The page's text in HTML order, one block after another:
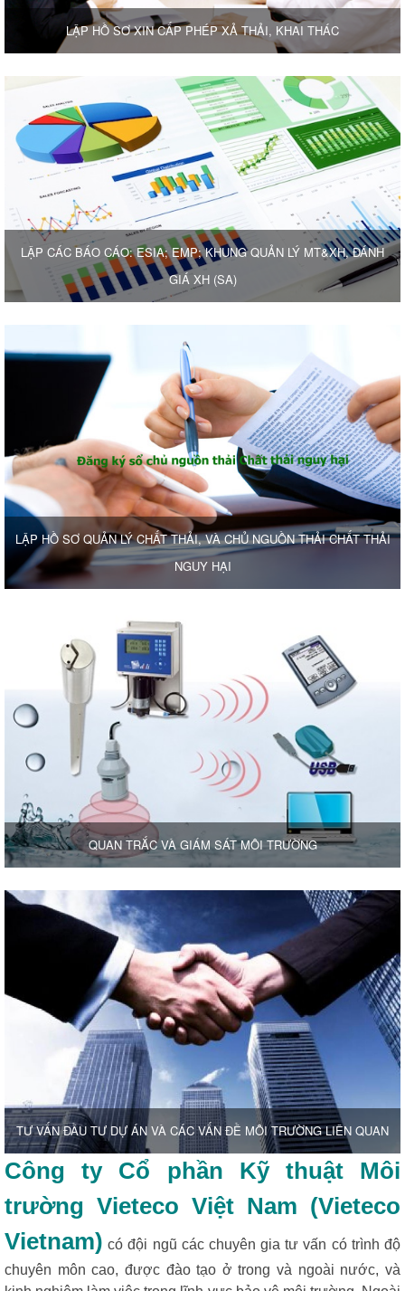
LẬP HỒ SƠ XIN CẤP PHÉP XẢ THẢI, KHAI THÁC
LẬP CÁC BÁO CÁO: ESIA; EMP; KHUNG QUẢN LÝ MT&XH, ĐÁNH
GIÁ XH (SA)
LẬP HỒ SƠ QUẢN LÝ CHẤT THẢI, VÀ CHỦ NGUỒN THẢI CHẤT THẢI
NGUY HẠI
QUAN TRẮC VÀ GIÁM SÁT MÔI TRƯỜNG
TƯ VẤN ĐẦU TƯ DỰ ÁN VÀ CÁC VẤN ĐỀ MÔI TRƯỜNG LIÊN QUAN
Công ty Cổ phần Kỹ thuật Môi
trường Vieteco Việt Nam (Vieteco
Vietnam) có đội ngũ các chuyên gia tư vấn có trình độ
chuyên môn cao, được đào tạo ở trong và ngoài nước, và